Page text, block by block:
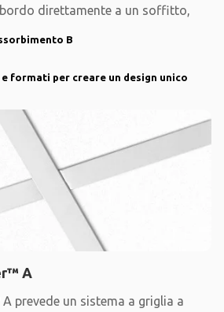
direttamente a un soffitto,
B
formati per creare un design unico
A
prevede un sistema a griglia a